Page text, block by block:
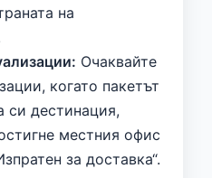
на
Очаквайте
когато пакетът
си дестинация,
местния офис
за доставка“.